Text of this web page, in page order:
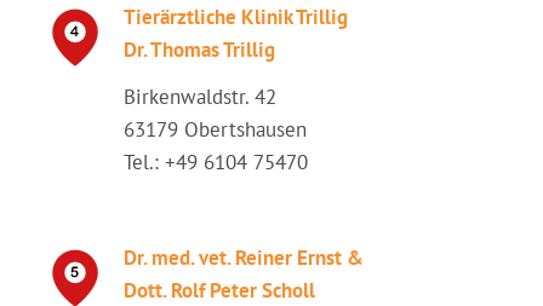
Tierärztliche Klinik Trillig
Dr. Thomas Trillig
Birkenwaldstr. 42
63179 Obertshausen
Tel.: +49 6104 75470
Dr. med. vet. Reiner Ernst &
Dott. Rolf Peter Scholl